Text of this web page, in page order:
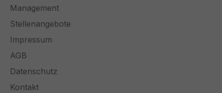
Management
Stellenangebote
Impressum
AGB
Datenschutz
Kontakt